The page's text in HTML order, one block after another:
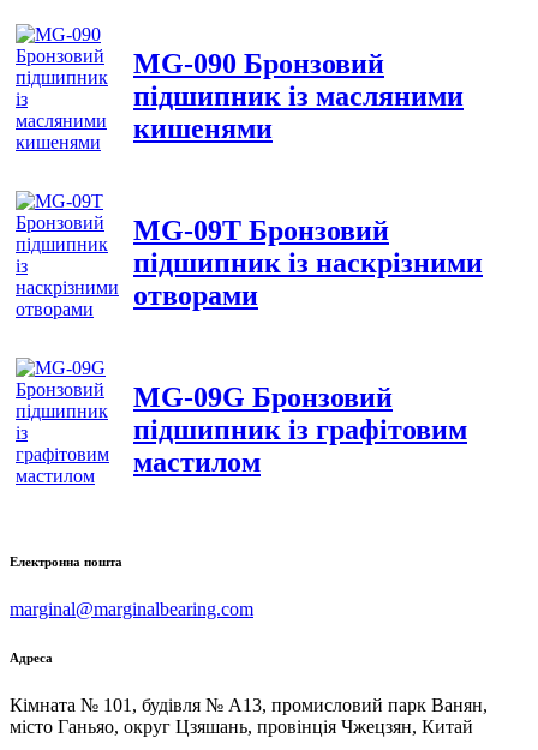
MG-090 Бронзовий
підшипник із масляними
кишенями
MG-09T Бронзовий
підшипник із наскрізними
отворами
MG-09G Бронзовий
підшипник із графітовим
мастилом
Електронна пошта
marginal@marginalbearing.com
Адреса
Кімната № 101, будівля № A13, промисловий парк Ванян,
місто Ганьяо, округ Цзяшань, провінція Чжецзян, Китай